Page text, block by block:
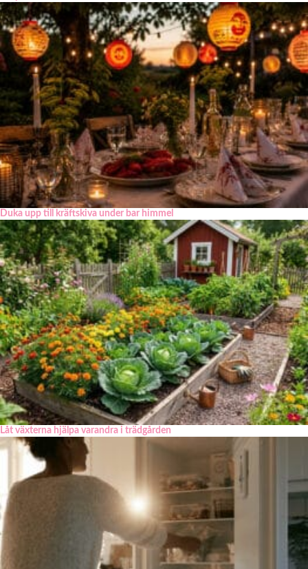
Duka upp till kräftskiva under bar himmel
Låt växterna hjälpa varandra i trädgården